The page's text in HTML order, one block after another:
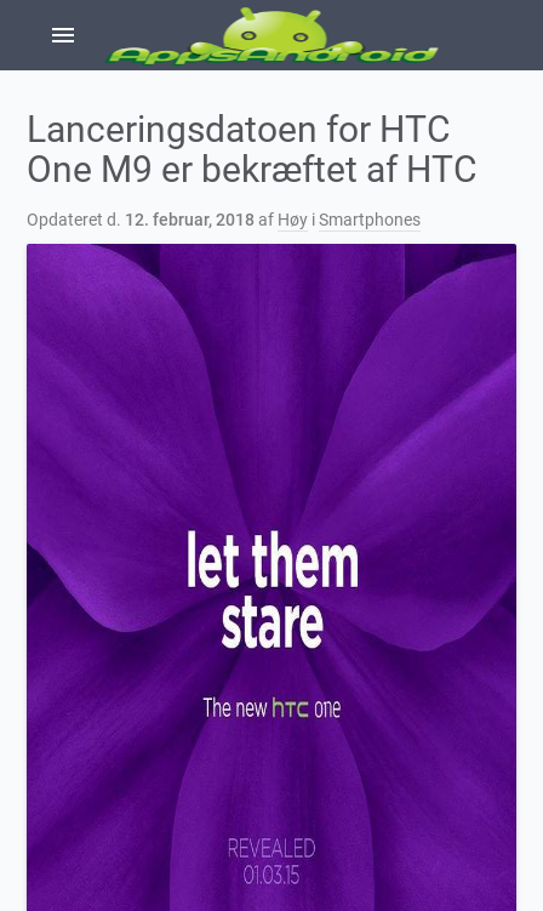
menu
Lanceringsdatoen for HTC
One M9 er bekræftet af HTC
Opdateret d. 12. februar, 2018 af Høy iSmartphones